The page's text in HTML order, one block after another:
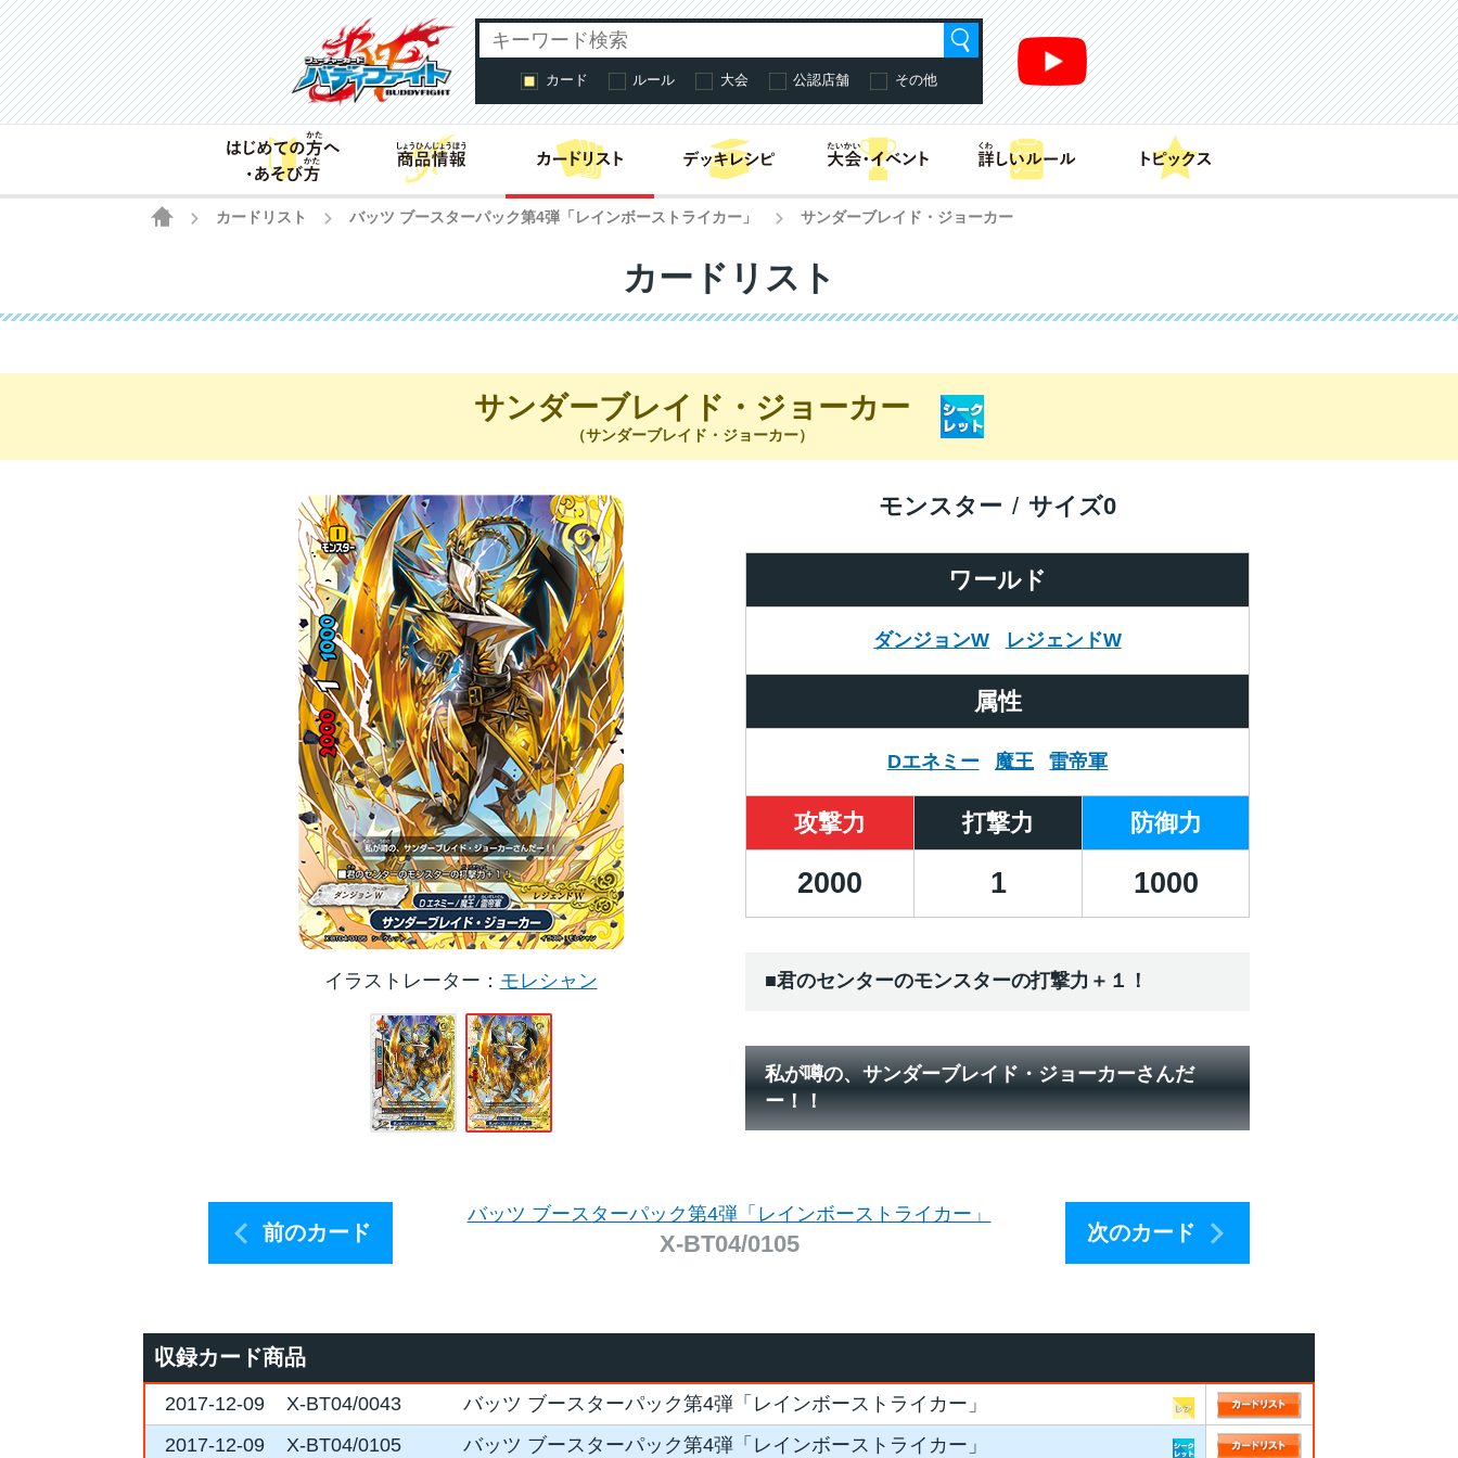
カード ルール 大会 公認店舗 その他
はじめての方へ・あそび方商品情報 カードリスト
HOME
カードリスト バッツ ブースターパック第4弾「レインボーストライカー」 サンダーブレイド・ジョーカー
カードリスト
サンダーブレイド・ジョーカー
（サンダーブレイド・ジョーカー）
イラストレーター モレシャン
ワールド
ダンジョンW レジェンドW
モンスター サイズ0
属性
Dエネミー 魔王 雷帝軍
攻撃力 打撃力 防御力
2000 1 1000
■君のセンターのモンスターの打撃力＋１！
私が噂の、サンダーブレイド・ジョーカーさんだ
ー！！
前のカード
バッツ ブースターパック第4弾「レインボーストライカー」
X-BT04/0105 次のカード
収録カード商品
2017-12-09 X-BT04/0043
バッツ ブースターパック第4弾「レインボーストライカー」
2017-12-09
X-BT04/0105 バッツ ブースターパック第4弾「レインボーストライカー」